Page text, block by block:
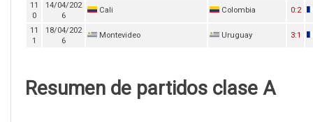
11
0
14/04/202
6
Cali Colombia 0:2
11
1
18/04/202
6
Montevideo Uruguay 3:1
Resumen de partidos clase A